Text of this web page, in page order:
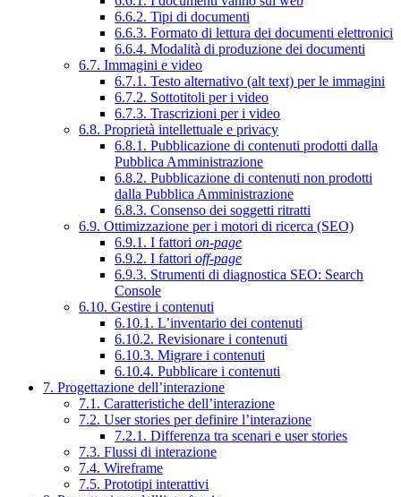
6.6.2. Tipi di documenti
6.6.3. Formato di lettura dei documenti elettronici
6.6.4. Modalità di produzione dei documenti
6.7. Immagini e video
6.7.1. Testo alternativo (alt text) per le immagini
6.7.2. Sottotitoli per i video
6.7.3. Trascrizioni per i video
6.8. Proprietà intellettuale e privacy
6.8.1. Pubblicazione di contenuti prodotti dalla
Pubblica Amministrazione
6.8.2. Pubblicazione di contenuti non prodotti
dalla Pubblica Amministrazione
6.8.3. Consenso dei soggetti ritratti
6.9. Ottimizzazione per i motori di ricerca (SEO)
6.9.1. I fattori on-page
6.9.2. I fattori off-page
6.9.3. Strumenti di diagnostica SEO: Search
Console
6.10. Gestire i contenuti
6.10.1. L’inventario dei contenuti
6.10.2. Revisionare i contenuti
6.10.3. Migrare i contenuti
6.10.4. Pubblicare i contenuti
7. Progettazione dell’interazione
7.1. Caratteristiche dell’interazione
7.2. User stories per definire l’interazione
7.2.1. Differenza tra scenari e user stories
7.3. Flussi di interazione
7.4. Wireframe
7.5. Prototipi interattivi